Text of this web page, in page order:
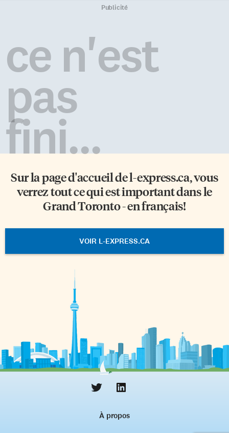
Publicité
ce n'est
pas
fini...
Sur la page d'accueil del-express.ca, vous
verrez tout ce qui est important dans le
Grand Toronto - en français!
VOIR L-EXPRESS.CA
À propos